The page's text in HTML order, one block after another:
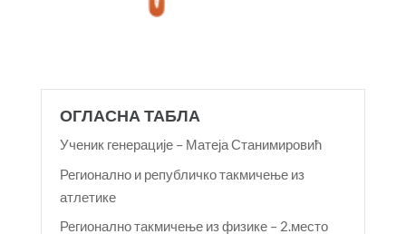
ОГЛАСНА ТАБЛА
Ученик генерације – Матеја Станимировић
Регионално и републичко такмичење из
атлетике
Регионално такмичење из физике – 2.место